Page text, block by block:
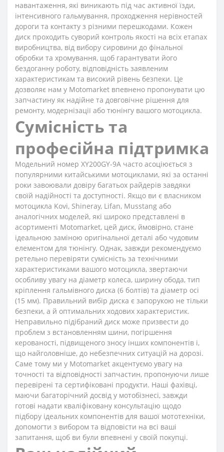
навантаження, які виникають під час активної їзди,
інтенсивного гальмування, проходження нерівностей
дороги та контакту з різними перешкодами. Кожен
диск проходить суворий контроль якості на всіх етапах
виробництва, від вибору сировини до фінальної
обробки та хромування, щоб гарантувати його
бездоганну роботу, відповідність заявленим
характеристикам та високий рівень безпеки. Це
дозволяє нам у Motomarket впевнено пропонувати цю
запчастину як надійне та довговічне рішення для
ремонту, модернізації або тюнінгу вашого мотоцикла.
Сумісність та
професійна підтримка
Модельний номер XY200GY-9A часто асоціюється з
популярними китайськими мотоциклами, які за останні
роки завоювали довіру багатьох райдерів завдяки
своїй надійності та доступності. Якщо ви є власником
мотоцикла Kovi, Shineray, Lifan, Musstang або
аналогічних моделей, які широко представлені в
асортименті Motomarket, цей диск, ймовірно, стане
ідеальною заміною оригінальної деталі або чудовим
елементом для тюнінгу. Однак, завжди рекомендуємо
ретельно перевіряти сумісність за технічними
характеристиками вашого мотоцикла, звертаючи
особливу увагу на діаметр колеса, ширину обода, тип
кріплення гальмівного диска (6 болтів) та діаметр осі
(15 мм). Правильний вибір диска є запорукою не тільки
безпеки, а й оптимальних ходових характеристик.
Неправильно підібраний диск може призвести до
проблем з встановленням шини, погіршення
керованості, підвищеного зносу інших компонентів і,
що найголовніше, до небезпечних ситуацій на дорозі.
Саме тому ми у Motomarket акцентуємо увагу на
точності та відповідності запчастин, пропонуючи лише
перевірені та сертифіковані продукти. Наші фахівці,
маючи багаторічний досвід у мотобізнесі, завжди
готові надати кваліфіковану консультацію щодо
підбору ідеальних компонентів для вашої мототехніки,
допомогти з вибором та відповісти на всі ваші
запитання, щоб ви були впевнені у своїй покупці.